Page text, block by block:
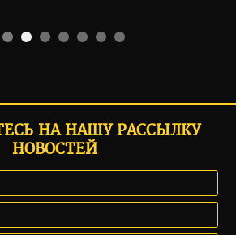
НА НАШУ РАССЫЛКУ
НОВОСТЕЙ